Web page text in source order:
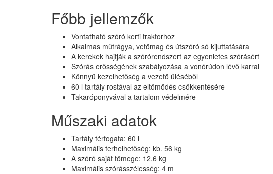
Főbb jellemzők
Vontatható szóró kerti traktorhoz
Alkalmas műtrágya, vetőmag és útszóró só kijuttatására
A kerekek hajtják a szórórendszert az egyenletes szórásért
Szórás erősségének szabályozása a vonórúdon lévő karral
Könnyű kezelhetőség a vezető üléséből
60 l tartály rostával az eltömődés csökkentésére
Takaróponyvával a tartalom védelmére
Műszaki adatok
Tartály térfogata: 60 l
Maximális terhelhetőség: kb. 56 kg
A szóró saját tömege: 12,6 kg
Maximális szórásszélesség: 4 m